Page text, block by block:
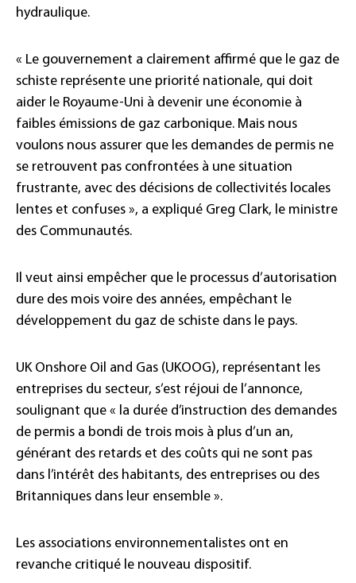
hydraulique.
« Le gouvernement a clairement affirmé que le gaz de
schiste représente une priorité nationale, qui doit
aider le Royaume-Uni à devenir une économie à
faibles émissions de gaz carbonique. Mais nous
voulons nous assurer que les demandes de permis ne
se retrouvent pas confrontées à une situation
frustrante, avec des décisions de collectivités locales
lentes et confuses », a expliqué Greg Clark, le ministre
des Communautés.
Il veut ainsi empêcher que le processus d’autorisation
dure des mois voire des années, empêchant le
développement du gaz de schiste dans le pays.
UK Onshore Oil and Gas (UKOOG), représentant les
entreprises du secteur, s’est réjoui de l’annonce,
soulignant que « la durée d’instruction des demandes
de permis a bondi de trois mois à plus d’un an,
générant des retards et des coûts qui ne sont pas
dans l’intérêt des habitants, des entreprises ou des
Britanniques dans leur ensemble ».
Les associations environnementalistes ont en
revanche critiqué le nouveau dispositif.